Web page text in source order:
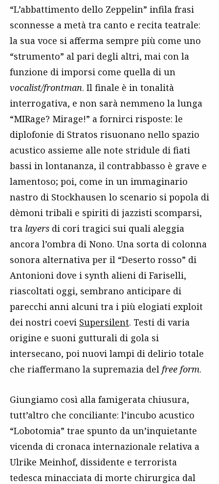
“L’abbattimento dello Zeppelin” infila frasi
sconnesse a metà tra canto e recita teatrale:
la sua voce si afferma sempre più come uno
“strumento” al pari degli altri, mai con la
funzione di imporsi come quella di un
vocalist/frontman. Il finale è in tonalità
interrogativa, e non sarà nemmeno la lunga
“MIRage? Mirage!” a fornirci risposte: le
diplofonie di Stratos risuonano nello spazio
acustico assieme alle note stridule di fiati
bassi in lontananza, il contrabbasso è grave e
lamentoso; poi, come in un immaginario
nastro di Stockhausen lo scenario si popola di
dèmoni tribali e spiriti di jazzisti scomparsi,
tra layers di cori tragici sui quali aleggia
ancora l’ombra di Nono. Una sorta di colonna
sonora alternativa per il “Deserto rosso” di
Antonioni dove i synth alieni di Fariselli,
riascoltati oggi, sembrano anticipare di
parecchi anni alcuni tra i più elogiati exploit
dei nostri coevi Supersilent. Testi di varia
origine e suoni gutturali di gola si
intersecano, poi nuovi lampi di delirio totale
che riaffermano la supremazia del free form.
Giungiamo così alla famigerata chiusura,
tutt’altro che conciliante: l’incubo acustico
“Lobotomia” trae spunto da un’inquietante
vicenda di cronaca internazionale relativa a
Ulrike Meinhof, dissidente e terrorista
tedesca minacciata di morte chirurgica dal